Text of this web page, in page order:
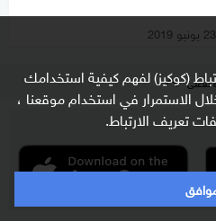
(كوكيز) لفهم كيفية استخدامك
الاستمرار في استخدام موقعنا ،
تعريف الارتباط.
23 يونيو 2019
للأعلى